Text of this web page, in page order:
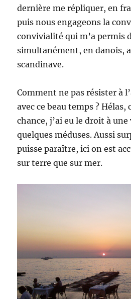
dernière me répliquer, en
puis nous engageons la
convivialité qui m’a permis
simultanément, en danois,
scandinave.
Comment ne pas résister à
avec ce beau temps ? Hélas,
chance, j’ai eu le droit à
quelques méduses. Aussi
puisse paraître, ici on est
sur terre que sur mer.